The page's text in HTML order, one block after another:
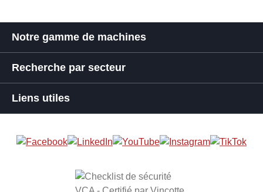
Notre gamme de machines
Recherche par secteur
Liens utiles